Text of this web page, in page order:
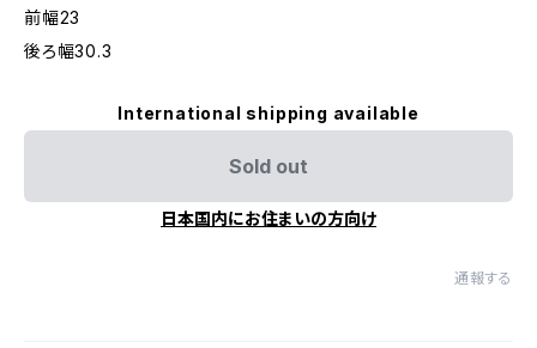
前幅23
後ろ幅30.3
International shipping available
Sold out
日本国内にお住まいの方向け
通報する